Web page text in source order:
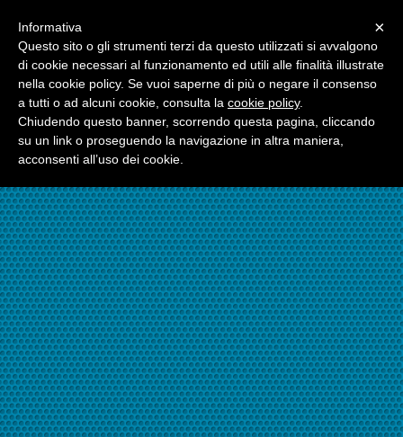
☎324.7403485
×
Informativa
Questo sito o gli strumenti terzi da questo utilizzati si avvalgono
di cookie necessari al funzionamento ed utili alle finalità illustrate
nella cookie policy. Se vuoi saperne di più o negare il consenso
a tutti o ad alcuni cookie, consulta la cookie policy.
Chiudendo questo banner, scorrendo questa pagina, cliccando
su un link o proseguendo la navigazione in altra maniera,
acconsenti all’uso dei cookie.